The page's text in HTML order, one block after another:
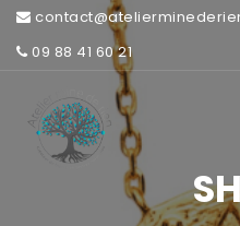
09 88 41 60 21